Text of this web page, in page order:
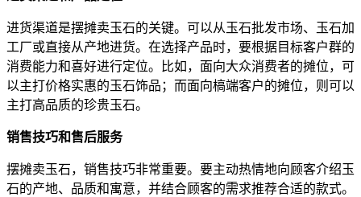
进货渠道是摆摊卖玉石的关键。可以从玉石批发市场、玉石加
工厂或直接从产地进货。在选择产品时，要根据目标客户群的
消费能力和喜好进行定位。比如，面向大众消费者的摊位，可
以主打价格实惠的玉石饰品；而面向槁端客户的摊位，则可以
主打高品质的珍贵玉石。
销售技巧和售后服务
摆摊卖玉石，销售技巧非常重要。要主动热情地向顾客介绍玉
石的产地、品质和寓意，并结合顾客的需求推荐合适的款式。